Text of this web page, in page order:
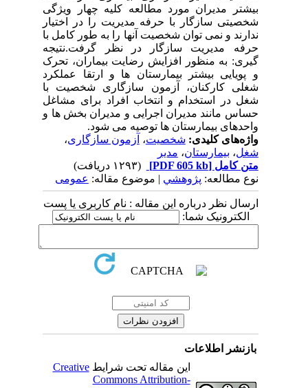
بیشتر مدیران مورد مطالعه کلیه چهار ویژگی
شخصیتی سازگار با حرفه مدیریت را در اختیار
ندارند و نمی توان شخصیت آنها را به طور کامل با
حرفه مدیریت سازگار در نظر گرفت.نتیجه
گیری: به منظور افزایش رضایت بیماران، تحرک
و پویایی بیشتر بیمارستان ها و ارتقا عملکرد
شغلی کارکنان، آزمون سازگاری شخصیت با
شغل در استخدام و انتخاب افراد برای مشاغل
حساس مانند مدیران اجرایی و مدیران بخش ها و
واحدهای بیمارستان ها توصیه می شود.
واژه‌های کلیدی:شخصیت،آزمون سازگاری،
شغل،بیمارستان،مدیر
متن کامل[PDF 605 kb]
نوع مطالعه:پژوهشي| موضوع مقاله:عمومى
ارسال نظر درباره این مقاله : نام کاربری یا پست
الکترونیک شما:
بازنشر اطلاعات
این مقاله تحت شرایطCreative
Commons Attribution-